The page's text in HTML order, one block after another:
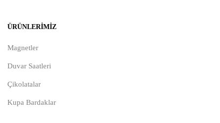
ÜRÜNLERIMIZ
Magnetler
Duvar Saatleri
Çikolatalar
Kupa Bardaklar